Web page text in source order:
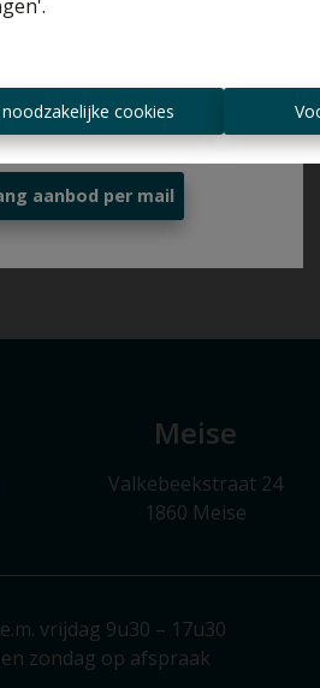
cookies
Meise
Valkebeekstraat 24
1860 Meise
vrijdag 9u30 – 17u30
zondag op afspraak
op de hoogte zijn van
aanbiedingen?
aanbod per mail